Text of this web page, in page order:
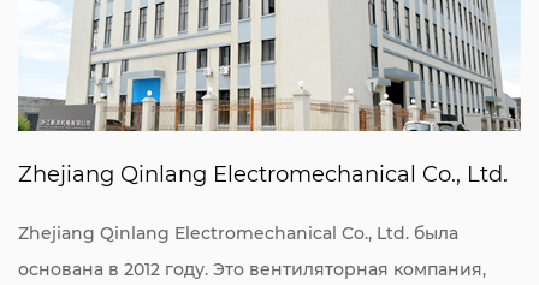
Zhejiang Qinlang Electromechanical Co., Ltd.
Zhejiang Qinlang Electromechanical Co., Ltd. была
основана в 2012 году. Это вентиляторная компания,